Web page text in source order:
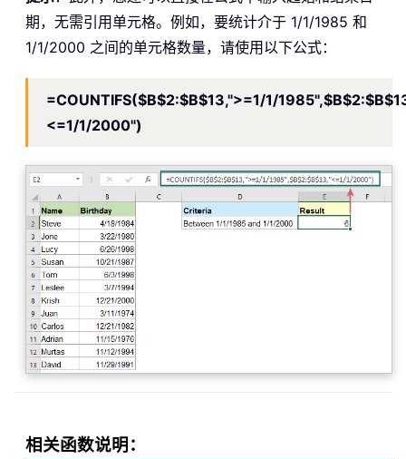
期，无需引用单元格。例如，要统计介于 1/1/1985 和
1/1/2000 之间的单元格数量，请使用以下公式：
=COUNTIFS($B$2:$B$13,">=1/1/
<=1/1/2000")
相关函数说明：